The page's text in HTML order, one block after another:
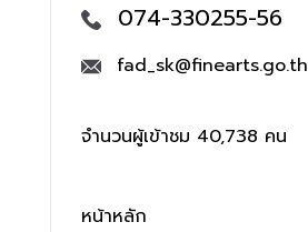
074-330255-56
fad_sk@finearts.go.th
จำนวนผู้เข้าชม 40,738 คน
หน้าหลัก